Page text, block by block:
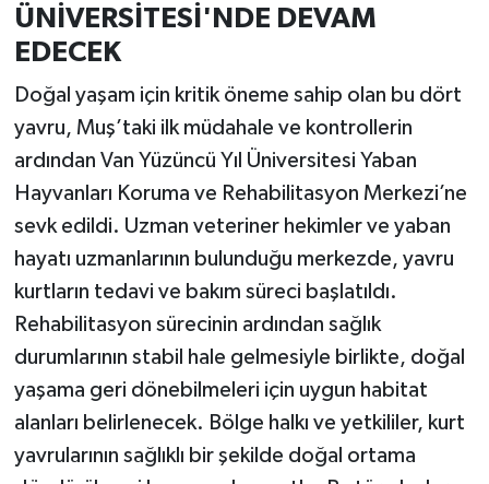
ÜNİVERSİTESİ'NDE DEVAM
EDECEK
Doğal yaşam için kritik öneme sahip olan bu dört
yavru, Muş’taki ilk müdahale ve kontrollerin
ardından Van Yüzüncü Yıl Üniversitesi Yaban
Hayvanları Koruma ve Rehabilitasyon Merkezi’ne
sevk edildi. Uzman veteriner hekimler ve yaban
hayatı uzmanlarının bulunduğu merkezde, yavru
kurtların tedavi ve bakım süreci başlatıldı.
Rehabilitasyon sürecinin ardından sağlık
durumlarının stabil hale gelmesiyle birlikte, doğal
yaşama geri dönebilmeleri için uygun habitat
alanları belirlenecek. Bölge halkı ve yetkililer, kurt
yavrularının sağlıklı bir şekilde doğal ortama